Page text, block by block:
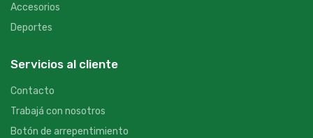
Accesorios
Deportes
Servicios al cliente
Contacto
Trabajá con nosotros
Botón de arrepentimiento